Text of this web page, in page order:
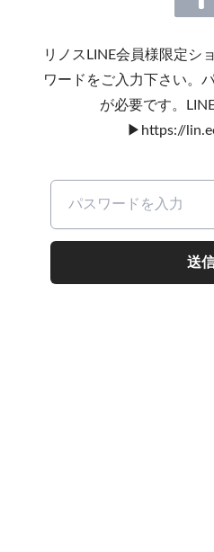
リノスLINE会員様限定シ
ワードをご入力下さい。
が必要です。
▶︎https://